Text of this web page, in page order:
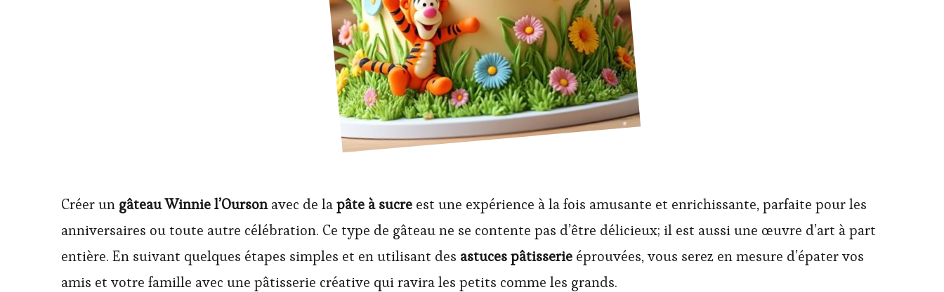
Créer un gâteau Winnie l’Oursonavec de lapâte à sucre est une expérience à la fois amusante et enrichissante, parfaite pour les
anniversaires ou toute autre célébration. Ce type de gâteau ne se contente pas d’être délicieux; il est aussi une œuvre d’art à part
entière. En suivant quelques étapes simples et en utilisant des astuces pâtisserie éprouvées, vous serez en mesure d’épater vos
amis et votre famille avec une pâtisserie créative qui ravira les petits comme les grands.